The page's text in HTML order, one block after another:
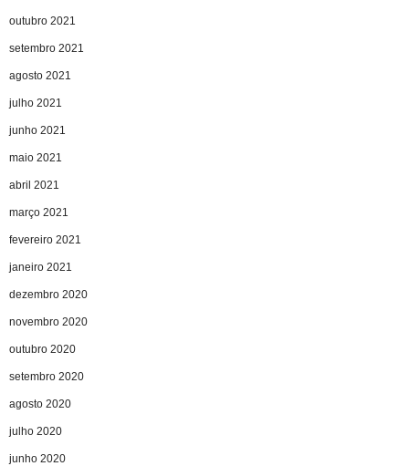
outubro 2021
setembro 2021
agosto 2021
julho 2021
junho 2021
maio 2021
abril 2021
março 2021
fevereiro 2021
janeiro 2021
dezembro 2020
novembro 2020
outubro 2020
setembro 2020
agosto 2020
julho 2020
junho 2020